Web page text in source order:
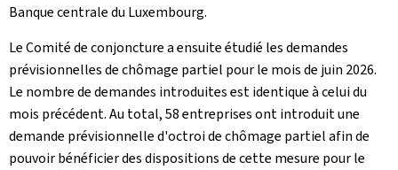
Banque centrale du Luxembourg.
Le Comité de conjoncture a ensuite étudié les demandes
prévisionnelles de chômage partiel pour le mois de juin 2026.
Le nombre de demandes introduites est identique à celui du
mois précédent. Au total, 58 entreprises ont introduit une
demande prévisionnelle d'octroi de chômage partiel afin de
pouvoir bénéficier des dispositions de cette mesure pour le